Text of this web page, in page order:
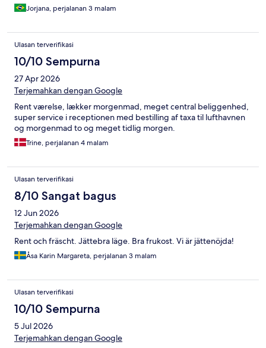
Jorjana, perjalanan 3 malam
Ulasan terverifikasi
10/10 Sempurna
27 Apr 2026
Terjemahkan dengan Google
Rent værelse, lækker morgenmad, meget central beliggenhed,
super service i receptionen med bestilling af taxa til lufthavnen
og morgenmad to og meget tidlig morgen.
Trine, perjalanan 4 malam
Ulasan terverifikasi
8/10 Sangat bagus
12 Jun 2026
Terjemahkan dengan Google
Rent och fräscht. Jättebra läge. Bra frukost. Vi är jättenöjda!
Åsa Karin Margareta, perjalanan 3 malam
Ulasan terverifikasi
10/10 Sempurna
5 Jul 2026
Terjemahkan dengan Google